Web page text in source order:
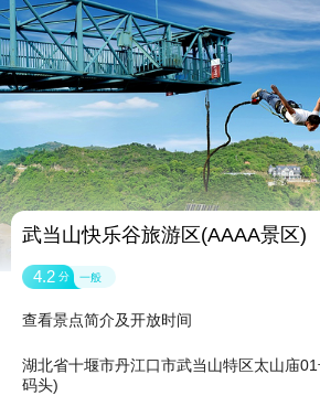
武当山快乐谷旅游区(AAAA景区)
4.2 分 一般
查看景点简介及开放时间
湖北省十堰市丹江口市武当山特区太山庙
码头)
